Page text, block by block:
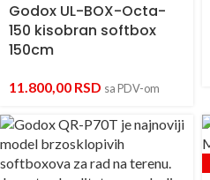
Godox UL-BOX-Octa-
150 kisobran softbox
150cm
11.800,00 RSD sa PDV-om